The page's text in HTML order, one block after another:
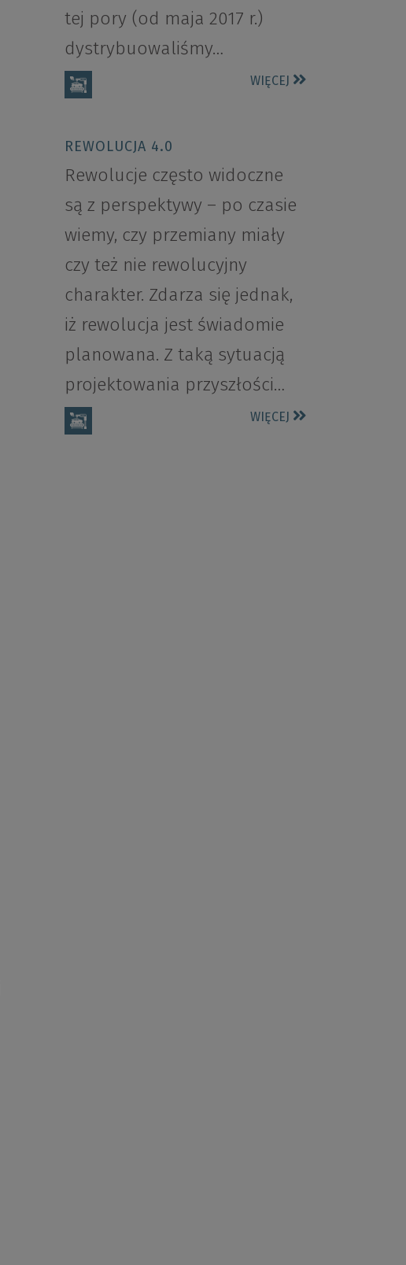
tej pory (od maja 2017 r.)
dystrybuowaliśmy…
WIĘCEJ
REWOLUCJA 4.0
Rewolucje często widoczne
są z perspektywy – po czasie
wiemy, czy przemiany miały
czy też nie rewolucyjny
charakter. Zdarza się jednak,
iż rewolucja jest świadomie
planowana. Z taką sytuacją
projektowania przyszłości…
WIĘCEJ